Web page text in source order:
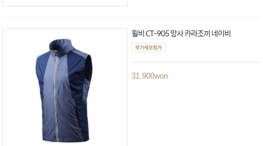
윌비 CT-905 망사 카라조끼 네이비
31,900won